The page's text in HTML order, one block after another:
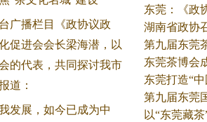
东莞：《政
湖南省政协
第九届东莞
茶
东莞茶博会
东莞打造“
第九届东莞
举
以“东莞藏
广播栏目《政协议政
促进会会长梁海潜，以
的代表，共同探讨我市
道：
发展，如今已成为中